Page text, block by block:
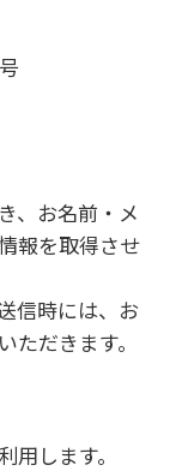
、お名前・メ
報を取得させ
信時には、お
だきます。
します。